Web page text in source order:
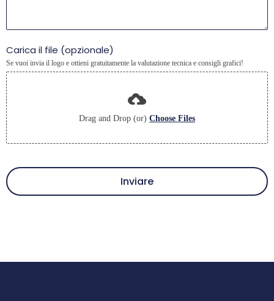
Carica il file (opzionale)
Se vuoi invia il logo e ottieni gratuitamente la valutazione tecnica e consigli grafici!
Drag and Drop (or) Choose Files
Inviare